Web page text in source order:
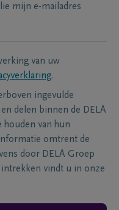
mijn e-mailadres
van uw
.
ingevulde
delen binnen de DELA
van hun
omtrent de
door DELA Groep
vindt u in onze